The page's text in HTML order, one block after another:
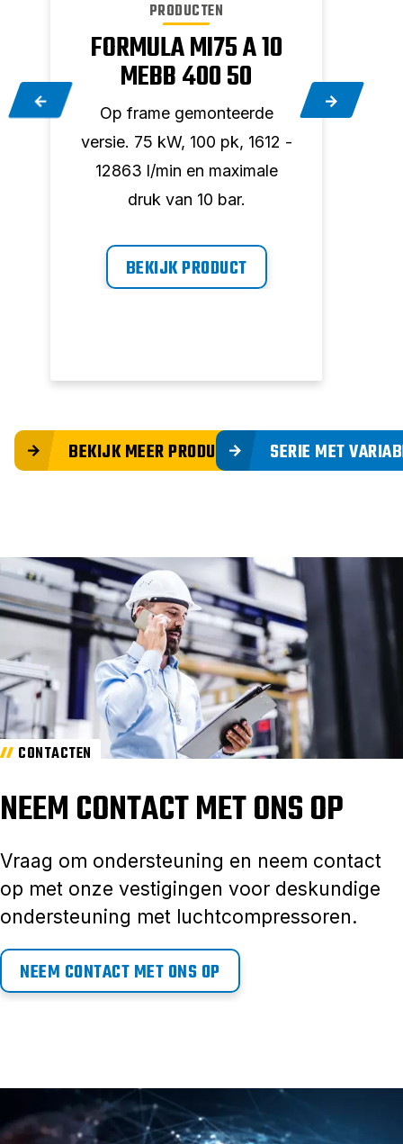
PRODUCTEN
FORMULA MI75 A 10
MEBB 400 50
Op frame gemonteerde
versie. 75 kW, 100 pk, 1612 -
12863 l/min en maximale
druk van 10 bar.
BEKIJK PRODUCT
BEKIJK MEER PRODUCTEN SERIE MET
CONTACTEN
NEEM CONTACT MET ONS OP
Vraag om ondersteuning en neem contact
op met onze vestigingen voor deskundige
ondersteuning met luchtcompressoren.
NEEM CONTACT MET ONS OP